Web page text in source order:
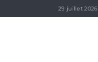
29 juillet 2026